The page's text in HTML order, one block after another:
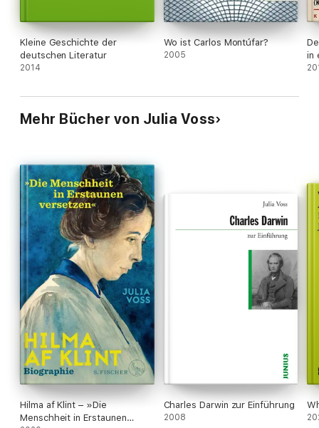
Kleine Geschichte der
deutschen Literatur
2014
Wo ist Carlos Montúfar?
2005
in
Mehr Bücher von Julia Voss
Hilma af Klint – »Die
Menschheit in Erstaunen
Charles Darwin zur Einführung
2008